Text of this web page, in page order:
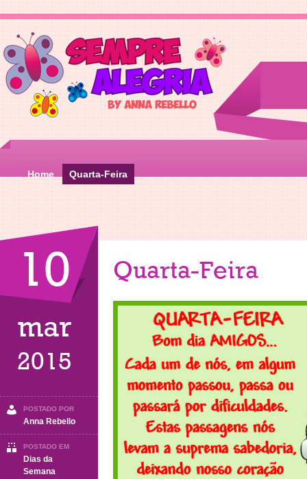
Home Quarta-Feira
10
mar
2015
POSTADO POR
Anna Rebello
POSTADO EM
Dias da
Semana
Quarta-Feira